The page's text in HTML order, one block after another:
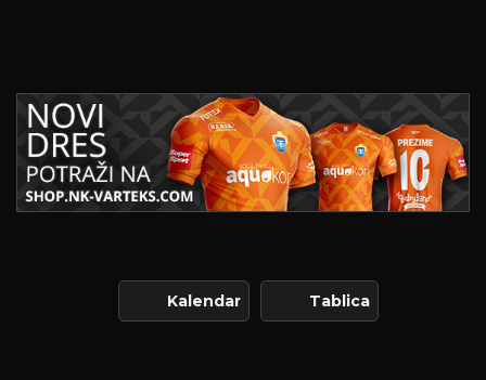
Kalendar Tablica